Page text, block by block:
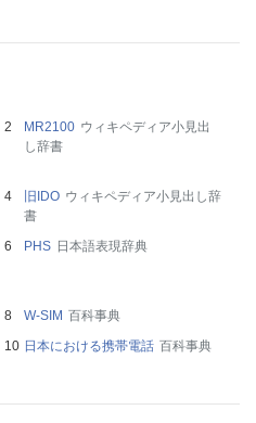
MR2100 ウィキペディア小見出
し辞書
旧IDO ウィキペディア小見出し辞
書
PHS 日本語表現辞典
W-SIM 百科事典
日本における携帯電話 百科事典